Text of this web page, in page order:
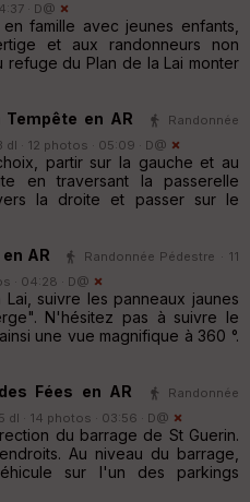
· D@
famille avec jeunes enfants,
et aux randonneurs non
refuge du Plan de la Lai monter
en AR
Randonnée
dl · 12 photos · 05:09 · D@
partir sur la gauche et au
en traversant la passerelle
la droite et passer sur le
AR
Randonnée Pédestre · 11
· 04:28 · D@
suivre les panneaux jaunes
N'hésitez pas à suivre le
une vue magnifique à 360 °.
Fées en AR
Randonnée
dl · 14 photos · 03:56 · D@
du barrage de St Guerin.
Au niveau du barrage,
sur l'un des parkings